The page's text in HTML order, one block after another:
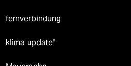
fernverbindung
klima update°